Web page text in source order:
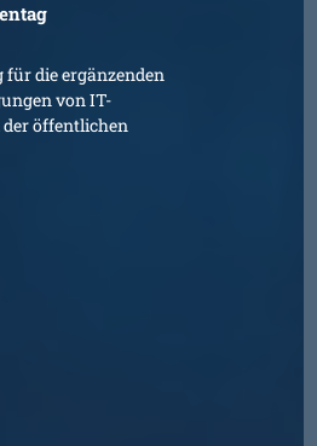
für die ergänzenden
von IT-
öffentlichen
nicht veröffentlicht.